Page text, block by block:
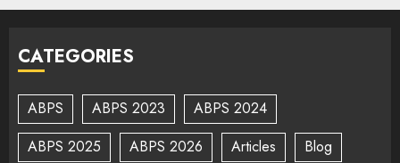
CATEGORIES
ABPS ABPS 2023
ABPS 2024
ABPS 2025
ABPS 2026 Articles
Blog